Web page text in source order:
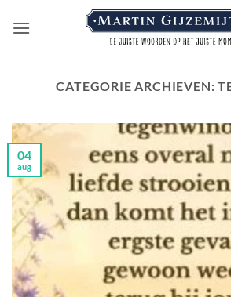
naar
CATEGORIE ARCHIEVEN:
04
aug